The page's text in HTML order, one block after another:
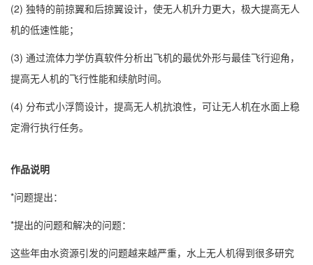
(2) 独特的前掠翼和后掠翼设计，使无人机升力更大，极大提高无人
机的低速性能；
(3) 通过流体力学仿真软件分析出飞机的最优外形与最佳飞行迎角，
提高无人机的飞行性能和续航时间。
(4) 分布式小浮筒设计，提高无人机抗浪性，可让无人机在水面上稳
定滑行执行任务。
作品说明
*问题提出：
*提出的问题和解决的问题：
这些年由水资源引发的问题越来越严重，水上无人机得到很多研究